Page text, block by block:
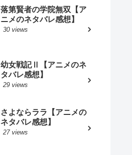
落第賢者の学院無双【ア
ニメのネタバレ感想】
30 views
幼女戦記Ⅱ【アニメのネ
タバレ感想】
29 views
さよならララ【アニメの
ネタバレ感想】
27 views